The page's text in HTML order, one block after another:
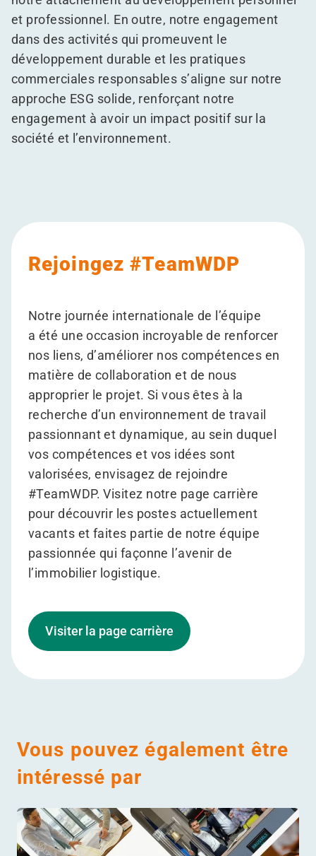
et professionnel. En outre, notre engagement
dans des activités qui promeuvent le
développement durable et les pratiques
commerciales responsables s’aligne sur notre
approche ESG solide, renforçant notre
engagement à avoir un impact positif sur la
société et l’environnement.
Rejoingez #TeamWDP
Notre journée internationale de l’équipe
a été une occasion incroyable de renforcer
nos liens, d’améliorer nos compétences en
matière de collaboration et de nous
approprier le projet. Si vous êtes à la
recherche d’un environnement de travail
passionnant et dynamique, au sein duquel
vos compétences et vos idées sont
valorisées, envisagez de rejoindre
#TeamWDP. Visitez notre page carrière
pour découvrir les postes actuellement
vacants et faites partie de notre équipe
passionnée qui façonne l’avenir de
l’immobilier logistique.
Visiter la page carrière
Vous pouvez également être
intéressé par